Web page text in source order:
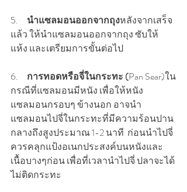
5. นำแซลมอนออกจากถุงหลังจากเสร็จ
แล้ว ให้นำแซลมอนออกจากถุง ซับให้
แห้ง และเตรียมการขั้นต่อไป
6. การทอดหรือจี่ในกระทะ (Pan Sear)ใน
กรณีที่แซลมอนมีหนัง เพื่อให้หนัง
แซลมอนกรอบๆ ข้างนอก อาจนำ
แซลมอนไปจี่ในกระทะที่มีความร้อนปาน
กลางถึงสูงประมาณ 1-2 นาที  ก่อนนำไปจี่
ควรคลุกแป้งอเนกประสงค์บนหนังและ
เนื้อบางๆก่อน เพื่อที่เวลานำไปจี่ ปลาจะได้
ไม่ติดกระทะ